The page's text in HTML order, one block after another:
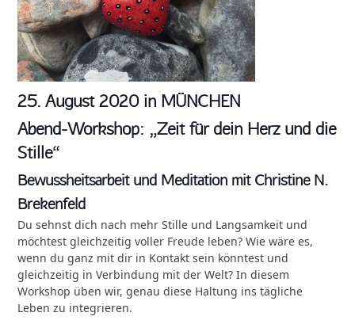
25. August 2020 in MÜNCHEN
Abend-Workshop: „Zeit für dein Herz und die
Stille“
Bewussheitsarbeit und Meditation mit Christine N.
Brekenfeld
Du sehnst dich nach mehr Stille und Langsamkeit und
möchtest gleichzeitig voller Freude leben? Wie wäre es,
wenn du ganz mit dir in Kontakt sein könntest und
gleichzeitig in Verbindung mit der Welt? In diesem
Workshop üben wir, genau diese Haltung ins tägliche
Leben zu integrieren.